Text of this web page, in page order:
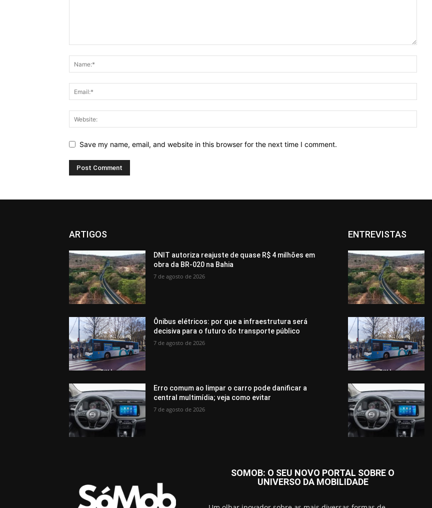
Save my name, email, and website in this browser for the next time I comment.
ARTIGOS
DNIT autoriza reajuste de quase R$ 4 milhões em
obra da BR-020 na Bahia
7 de agosto de 2026
Ônibus elétricos: por que a infraestrutura será
decisiva para o futuro do transporte público
7 de agosto de 2026
Erro comum ao limpar o carro pode danificar a
central multimídia; veja como evitar
7 de agosto de 2026
ENTREVISTAS
SOMOB: O SEU NOVO PORTAL SOBRE O
UNIVERSO DA MOBILIDADE